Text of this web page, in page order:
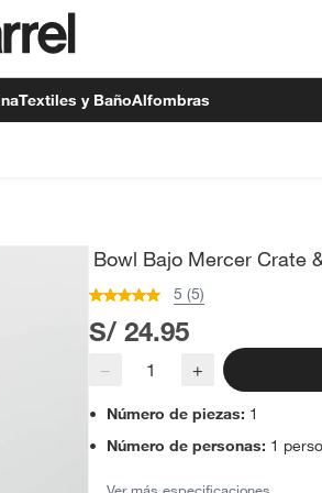
Textiles y BañoAlfombras
Bowl Bajo Mercer Crate
5 (5)
S/ 24.95
− +
Número de piezas: 1
Número de personas: 1